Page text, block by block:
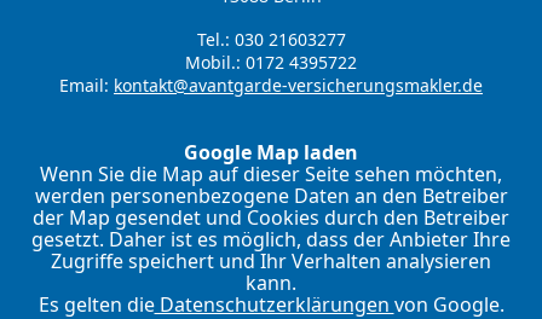
Tel.: 030 21603277
Mobil.: 0172 4395722
Email: kontakt@avantgarde-versicherungsmakler.de
Google Map laden
Wenn Sie die Map auf dieser Seite sehen möchten,
werden personenbezogene Daten an den Betreiber
der Map gesendet und Cookies durch den Betreiber
gesetzt. Daher ist es möglich, dass der Anbieter Ihre
Zugriffe speichert und Ihr Verhalten analysieren
kann.
Es gelten dieDatenschutzerklärungen von Google.